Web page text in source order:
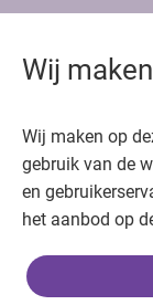
Wij
Wij maken op
gebruik van de
en
het aanbod op
Bedankt
Krijg gratis
Adverteren
Copyright © 2026.